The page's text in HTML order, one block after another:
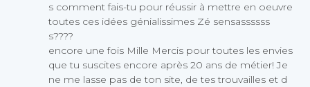
s comment fais-tu pour réussir à mettre en oeuvre
toutes ces idées génialissimes Zé sensassssss
s????
encore une fois Mille Mercis pour toutes les envies
que tu suscites encore après 20 ans de métier! Je
ne me lasse pas de ton site, de tes trouvailles et d